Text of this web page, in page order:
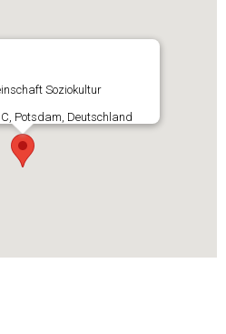
Soziokultur
Potsdam, Deutschland